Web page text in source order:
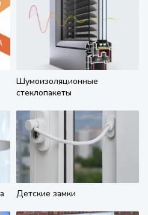
Шумоизоляционные
стеклопакеты
Детские замки